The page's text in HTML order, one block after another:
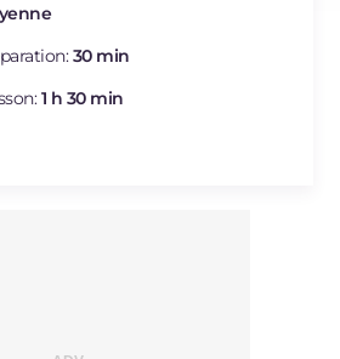
30 min
1 h 30 min